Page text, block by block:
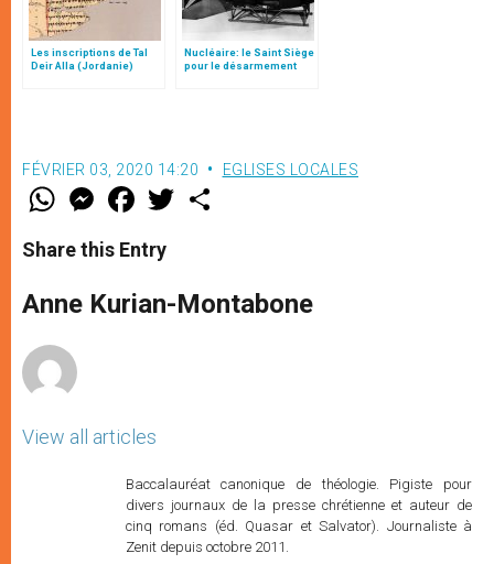
Les inscriptions de Tal
Deir Alla (Jordanie)
Nucléaire: le Saint Siège
pour le désarmement
FÉVRIER 03, 2020 14:20 EGLISES LOCALES
W
t
s
p
p
M
e
s
e
g
e
F
a
e
b
o
k
w
r
Share this Entry
Anne Kurian-Montabone
View all articles
Baccalauréat canonique de théologie. Pigiste pour
divers journaux de la presse chrétienne et auteur de
cinq romans (éd. Quasar et Salvator). Journaliste à
Zenit depuis octobre 2011.